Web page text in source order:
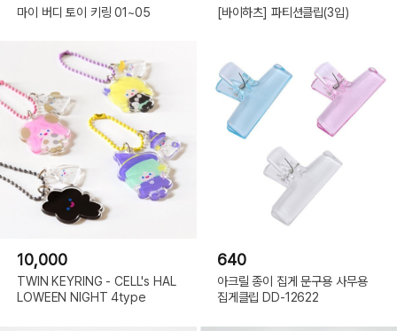
마이 버디 토이 키링 01~05 [바이하츠] 파티션클립(3입)
10,000
TWIN KEYRING - CELL's HAL
LOWEEN NIGHT 4type
640
아크릴 종이 집게 문구용 사무용
집게클립 DD-12622